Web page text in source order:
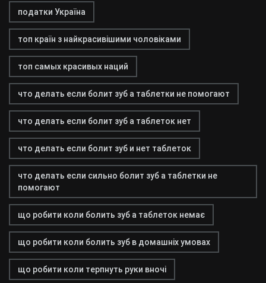
податки Україна
топ країн з найкрасивішими чоловіками
топ самых красивых наций
что делать если болит зуб а таблетки не помогают
что делать если болит зуб а таблеток нет
что делать если болит зуб и нет таблеток
что делать если сильно болит зуб а таблетки не
помогают
що робити коли болить зуб а таблеток немає
що робити коли болить зуб в домашніх умовах
що робити коли терпнуть руки вночі